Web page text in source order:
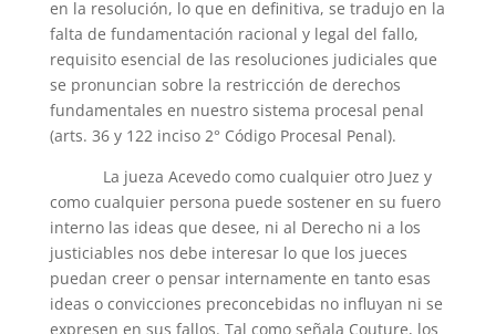
en la resolución, lo que en definitiva, se tradujo en la
falta de fundamentación racional y legal del fallo,
requisito esencial de las resoluciones judiciales que
se pronuncian sobre la restricción de derechos
fundamentales en nuestro sistema procesal penal
(arts. 36 y 122 inciso 2° Código Procesal Penal).
La jueza Acevedo como cualquier otro Juez y
como cualquier persona puede sostener en su fuero
interno las ideas que desee, ni al Derecho ni a los
justiciables nos debe interesar lo que los jueces
puedan creer o pensar internamente en tanto esas
ideas o convicciones preconcebidas no influyan ni se
expresen en sus fallos. Tal como señala Couture, los